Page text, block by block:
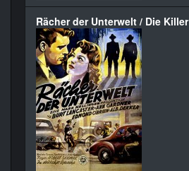
Rächer der Unterwelt / Die Killer